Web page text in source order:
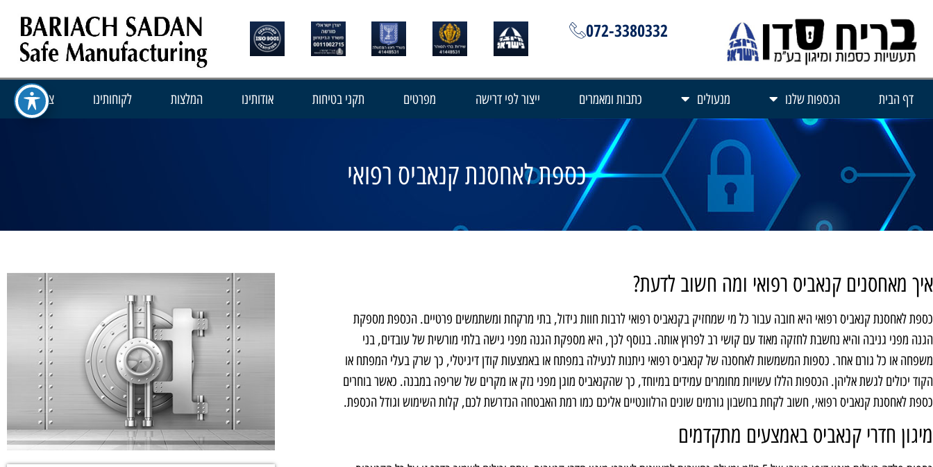
072-3380332
דף הבית הכספות שלנו מנעולים כתבות ומאמרים ייצור לפי דרישה מפרטים תקני בטיחות אודותינו המלצות לקוחותינו צור קשר
כספת לאחסנת קנאביס רפואי
איך מאחסנים קנאביס רפואי ומה חשוב לדעת?
כספת לאחסנת קנאביס רפואי היא חובה עבור כל מי שמחזיק בקנאביס רפואי לרבות חוות גידול, בתי מרקחת ומשתמשים פרטיים. הכספת מספקת
הגנה מפני גניבה והיא נחשבת לחזקה מאוד עם קושי רב לפרוץ אותה. בנוסף לכך, היא מספקת הגנה מפני גישה בלתי מורשית של עובדים, בני
משפחה או כל גורם אחר. כספות המשמשות לאחסנה של קנאביס רפואי ניתנות לנעילה במפתח או באמצעות קודן דיגיטלי, כך שרק בעלי המפתח או
הקוד יכולים לגשת אליהן. הכספות הללו עשויות מחומרים עמידים במיוחד, כך שהקנאביס מוגן מפני נזק או מקרים של שריפה במבנה. כאשר בוחרים
כספת לאחסנת קנאביס רפואי, חשוב לקחת בחשבון גורמים שונים הרלוונטיים אליכם כמו רמת האבטחה הנדרשת לכם, קלות השימוש וגודל הכספת.
מיגון חדרי קנאביס באמצעים מתקדמים